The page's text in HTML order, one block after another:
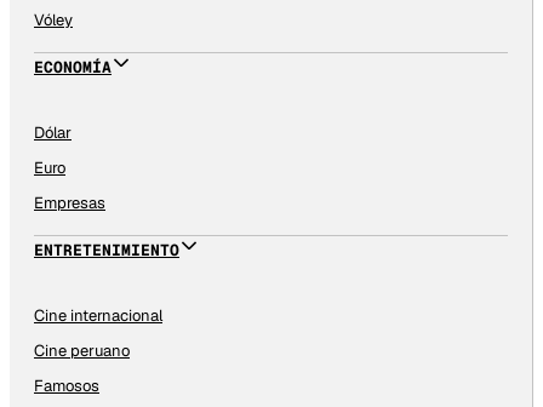
Vóley
ECONOMÍA
Dólar
Euro
Empresas
ENTRETENIMIENTO
Cine internacional
Cine peruano
Famosos